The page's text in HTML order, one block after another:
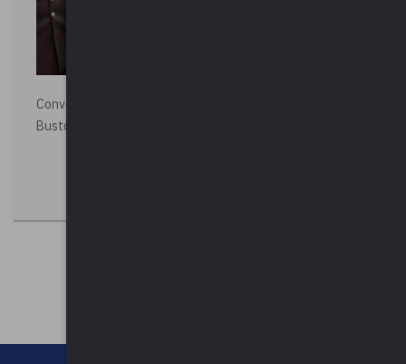
Convegno “La Polizia Locale per la sicurezza della città”,
Busto Arsizio